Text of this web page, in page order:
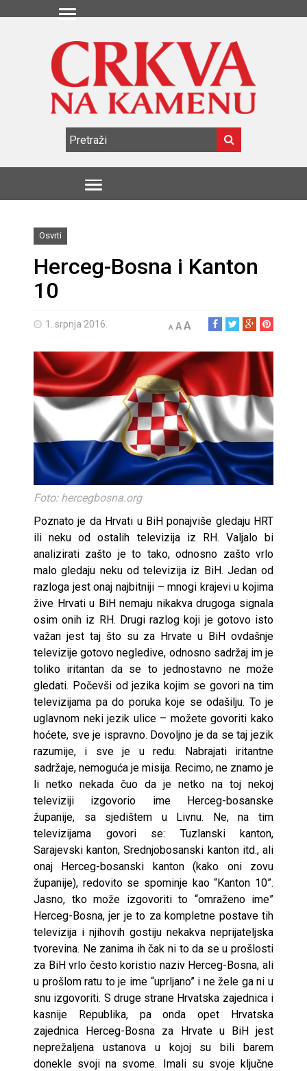
Osvrti
Herceg-Bosna i Kanton
10
1. srpnja 2016. A AA
Foto: hercegbosna.org
Poznato je da Hrvati u BiH ponajviše gledaju HRT
ili neku od ostalih televizija iz RH. Valjalo bi
analizirati zašto je to tako, odnosno zašto vrlo
malo gledaju neku od televizija iz BiH. Jedan od
razloga jest onaj najbitniji – mnogi krajevi u kojima
žive Hrvati u BiH nemaju nikakva drugoga signala
osim onih iz RH. Drugi razlog koji je gotovo isto
važan jest taj što su za Hrvate u BiH ovdašnje
televizije gotovo negledive, odnosno sadržaj im je
toliko iritantan da se to jednostavno ne može
gledati. Počevši od jezika kojim se govori na tim
televizijama pa do poruka koje se odašilju. To je
uglavnom neki jezik ulice – možete govoriti kako
hoćete, sve je ispravno. Dovoljno je da se taj jezik
razumije, i sve je u redu. Nabrajati iritantne
sadržaje, nemoguća je misija. Recimo, ne znamo je
li netko nekada čuo da je netko na toj nekoj
televiziji izgovorio ime Herceg-bosanske
županije, sa sjedištem u Livnu. Ne, na tim
televizijama govori se: Tuzlanski kanton,
Sarajevski kanton, Srednjobosanski kanton itd., ali
onaj Herceg-bosanski kanton (kako oni zovu
županije), redovito se spominje kao “Kanton 10”.
Jasno, tko može izgovoriti to “omraženo ime”
Herceg-Bosna, jer je to za kompletne postave tih
televizija i njihovih gostiju nekakva neprijateljska
tvorevina. Ne zanima ih čak ni to da se u prošlosti
za BiH vrlo često koristio naziv Herceg-Bosna, ali
u prošlom ratu to je ime “uprljano” i ne žele ga ni u
snu izgovoriti. S druge strane Hrvatska zajednica i
kasnije Republika, pa onda opet Hrvatska
zajednica Herceg-Bosna za Hrvate u BiH jest
neprežaljena ustanova u kojoj su bili barem
donekle svoji na svome. Imali su svoje ključne